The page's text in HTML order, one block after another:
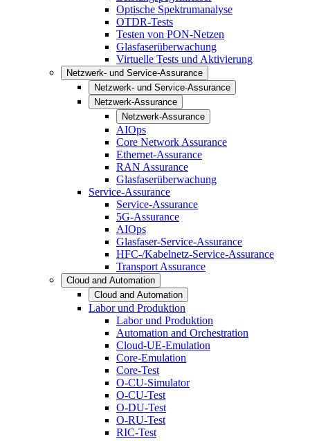
Optische Spektrumanalyse
OTDR-Tests
Testen von PON-Netzen
Glasfaserüberwachung
Virtuelle Tests und Aktivierung
Netzwerk- und Service-Assurance
Netzwerk- und Service-Assurance
Netzwerk-Assurance
Netzwerk-Assurance
AIOps
Core Network Assurance
Ethernet-Assurance
RAN Assurance
Glasfaserüberwachung
Service-Assurance
Service-Assurance
5G-Assurance
AIOps
Glasfaser-Service-Assurance
HFC-/Kabelnetz-Service-Assurance
Transport Assurance
Cloud and Automation
Cloud and Automation
Labor und Produktion
Labor und Produktion
Automation and Orchestration
Cloud-UE-Emulation
Core-Emulation
Core-Test
O-CU-Simulator
O-CU-Test
O-DU-Test
O-RU-Test
RIC-Test